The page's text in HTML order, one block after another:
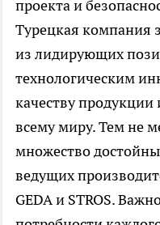
проекта и
Турецкая компания
из лидирующих
технологическим
качеству
всему миру. Тем не
множество
ведущих
GEDA и STROS.